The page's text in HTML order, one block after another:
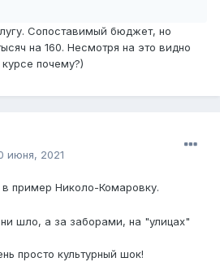
Сопоставимый бюджет, но
на 160. Несмотря на это видно
почему?)
июня, 2021
пример Николо-Комаровку.
шло, а за заборами, на "улицах"
просто культурный шок!